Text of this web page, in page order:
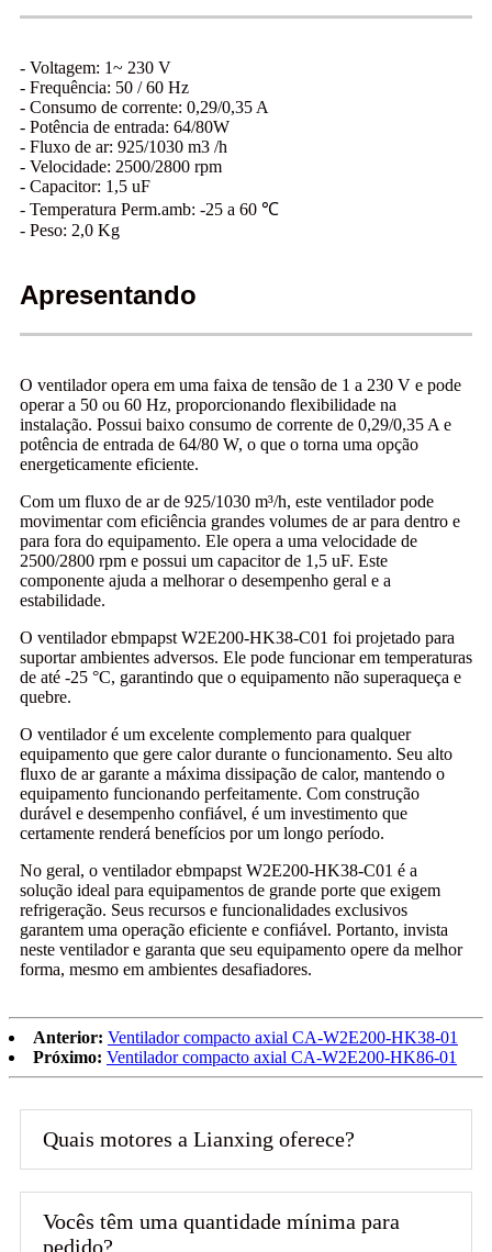
- Voltagem: 1~ 230 V
- Frequência: 50 / 60 Hz
- Consumo de corrente: 0,29/0,35 A
- Potência de entrada: 64/80W
- Fluxo de ar: 925/1030 m3 /h
- Velocidade: 2500/2800 rpm
- Capacitor: 1,5 uF
- Temperatura Perm.amb: -25 a 60 ℃
- Peso: 2,0 Kg
Apresentando
O ventilador opera em uma faixa de tensão de 1 a 230 V e pode
operar a 50 ou 60 Hz, proporcionando flexibilidade na
instalação. Possui baixo consumo de corrente de 0,29/0,35 A e
potência de entrada de 64/80 W, o que o torna uma opção
energeticamente eficiente.
Com um fluxo de ar de 925/1030 m³/h, este ventilador pode
movimentar com eficiência grandes volumes de ar para dentro e
para fora do equipamento. Ele opera a uma velocidade de
2500/2800 rpm e possui um capacitor de 1,5 uF. Este
componente ajuda a melhorar o desempenho geral e a
estabilidade.
O ventilador ebmpapst W2E200-HK38-C01 foi projetado para
suportar ambientes adversos. Ele pode funcionar em temperaturas
de até -25 °C, garantindo que o equipamento não superaqueça e
quebre.
O ventilador é um excelente complemento para qualquer
equipamento que gere calor durante o funcionamento. Seu alto
fluxo de ar garante a máxima dissipação de calor, mantendo o
equipamento funcionando perfeitamente. Com construção
durável e desempenho confiável, é um investimento que
certamente renderá benefícios por um longo período.
No geral, o ventilador ebmpapst W2E200-HK38-C01 é a
solução ideal para equipamentos de grande porte que exigem
refrigeração. Seus recursos e funcionalidades exclusivos
garantem uma operação eficiente e confiável. Portanto, invista
neste ventilador e garanta que seu equipamento opere da melhor
forma, mesmo em ambientes desafiadores.
Anterior: Ventilador compacto axial CA-W2E200-HK38-01
Próximo: Ventilador compacto axial CA-W2E200-HK86-01
Quais motores a Lianxing oferece?
Vocês têm uma quantidade mínima para
pedido?